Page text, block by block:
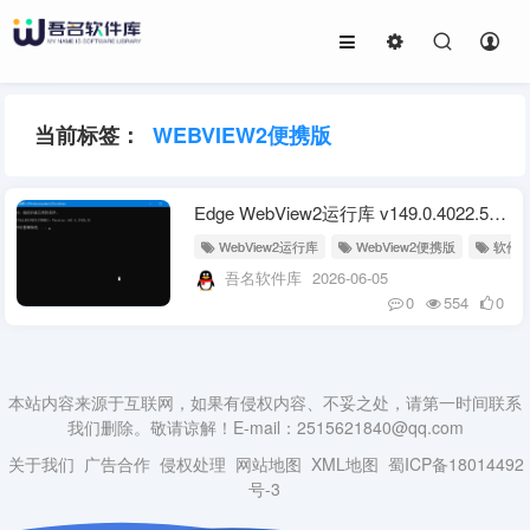
当前标签： WEBVIEW2便携版
Edge WebView2运行库 v149.0.4022.52 精简绿色版
WebView2运行库 WebView2便携版 软件
吾名软件库 2026-06-05
0
554 0
本站内容来源于互联网，如果有侵权内容、不妥之处，请第一时间联系
我们删除。敬请谅解！E-mail：2515621840@qq.com
关于我们 广告合作 侵权处理 网站地图 XML地图 蜀ICP备18014492
号-3